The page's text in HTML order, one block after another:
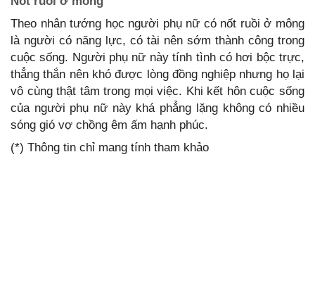
Theo nhân tướng học người phụ nữ có nốt ruồi ở mông
là người có năng lực, có tài nên sớm thành công trong
cuộc sống. Người phụ nữ này tính tình có hơi bộc trực,
thẳng thắn nên khó được lòng đồng nghiệp nhưng họ lại
vô cùng thật tâm trong mọi việc. Khi kết hôn cuộc sống
của người phụ nữ này khá phẳng lặng không có nhiều
sóng gió vợ chồng êm ấm hạnh phúc.
(*) Thông tin chỉ mang tính tham khảo